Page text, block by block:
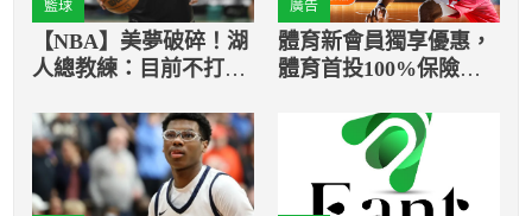
籃球
【NBA】美夢破碎！湖
人總教練：目前不打算
廣告
體育新會員獨享優惠，
體育首投100%保險返